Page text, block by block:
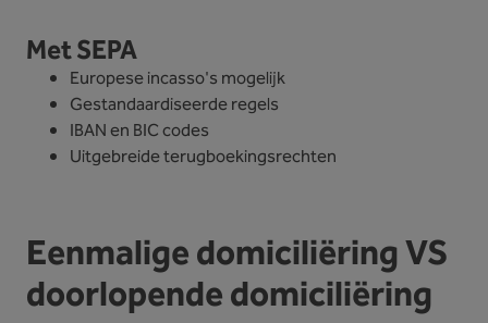
Met SEPA
Europese incasso's mogelijk
Gestandaardiseerde regels
IBAN en BIC codes
Uitgebreide terugboekingsrechten
Eenmalige domiciliëring VS
doorlopende domiciliëring